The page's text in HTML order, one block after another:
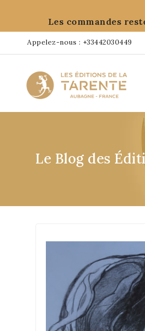
Les commandes
Appelez-nous : +33442030449
Le Blog des